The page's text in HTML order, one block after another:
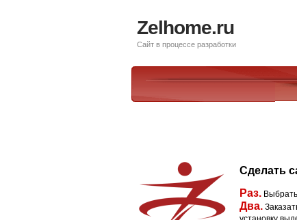
Zelhome.ru
Сайт в процессе разработки
Сделать
Раз.
Два.